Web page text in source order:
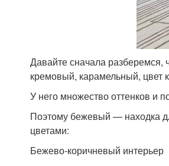
Давайте сначала
кремовый, карамельный, цвет
У него множество оттенков и
Поэтому бежевый — находка
цветами:
Бежево-коричневый интерьер